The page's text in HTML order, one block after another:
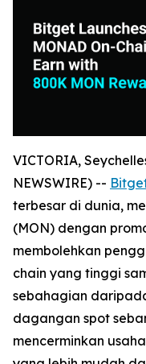
VICTORIA,
NEWSWIRE) --
terbesar di dunia,
(MON) dengan
membolehkan
chain yang tinggi
sebahagian
dagangan spot
mencerminkan